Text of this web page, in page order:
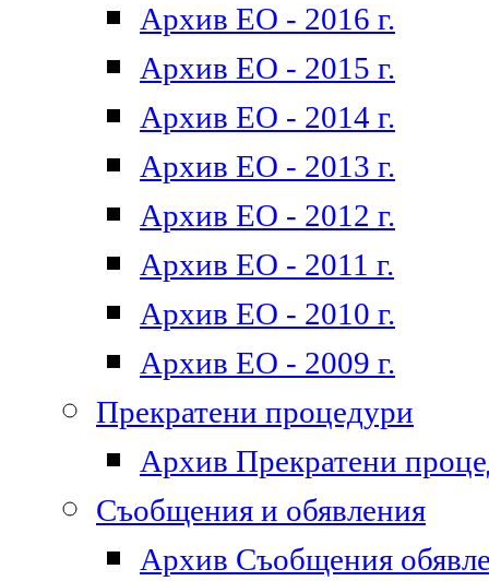
Архив ЕО - 2016 г.
Архив ЕО - 2015 г.
Архив ЕО - 2014 г.
Архив ЕО - 2013 г.
Архив ЕО - 2012 г.
Архив ЕО - 2011 г.
Архив ЕО - 2010 г.
Архив ЕО - 2009 г.
Прекратени процедури
Архив Прекратени
Съобщения и обявления
Архив Съобщения